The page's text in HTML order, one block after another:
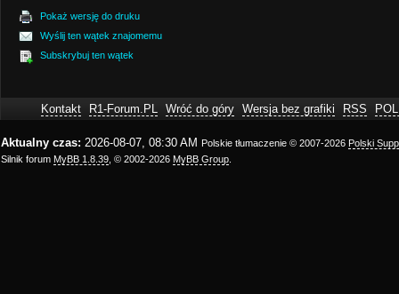
Pokaż wersję do druku
Wyślij ten wątek znajomemu
Subskrybuj ten wątek
Kontakt R1-Forum.PL Wróć do góry Wersja bez grafiki RSS
Aktualny czas: 2026-08-07, 08:30 AM Polskie tłumaczenie © 2007-2026 Polski
Silnik forum MyBB 1.8.39 , © 2002-2026 MyBB Group